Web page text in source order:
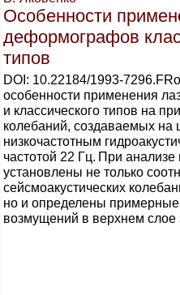
Особенности
деформографов
типов
DOI: 10.22184/1993-
особенности применения
и классического типов на
колебаний, создаваемых
низкочастотным
частотой 22 Гц. При
установлены не только
сейсмоакустических
но и определены
возмущений в верхнем слое